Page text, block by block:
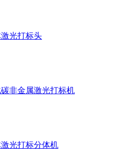
光打标头
非金属激光打标机
光打标分体机